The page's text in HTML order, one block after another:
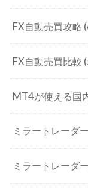
FX自動売買攻略
FX自動売買比較
MT4が使える国
ミラートレーダー
ミラートレーダ